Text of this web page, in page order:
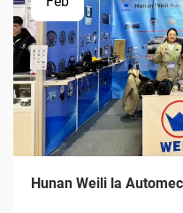
Hunan Weili la